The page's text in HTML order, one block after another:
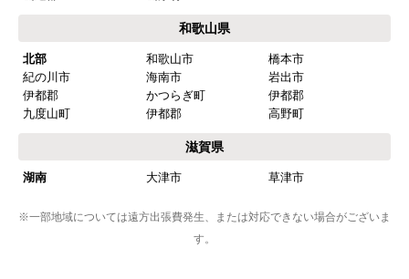
和歌山県
北部 和歌山市
橋本市
紀の川市
海南市
岩出市
伊都郡
かつらぎ町
伊都郡
九度山町
伊都郡 高野町
滋賀県
湖南 大津市 草津市
※一部地域については遠方出張費発生、または対応できない場合がございま
す。